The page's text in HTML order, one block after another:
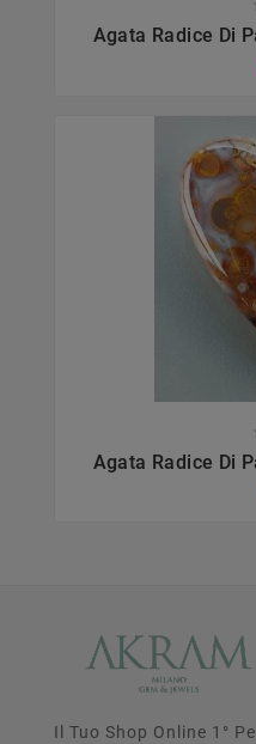
Agata Radice Di
Piatto Cabochon
Agata Radice Di
Piatto Cabochon
Il Tuo Shop Online 1°